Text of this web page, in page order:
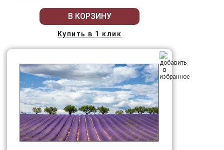
В КОРЗИНУ
Купить в 1 клик